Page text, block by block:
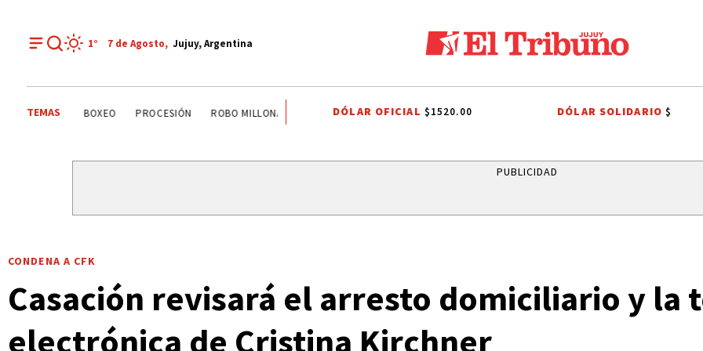
1° 7 de Agosto, Jujuy, Argentina
TEMAS PALPALÁ EL CARMEN ALTO COMEDERO PROCESIÓN ROBO MILLONARIO CRIMEN PRIMERA NACIONAL
DÓLAR OFICIAL $1520.00 DÓLAR SOLIDARIO$
PUBLICIDAD
CONDENA A CFK
Casación revisará el arresto domiciliario y la
electrónica de Cristina Kirchner